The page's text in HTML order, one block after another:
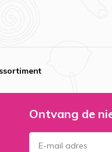
Ontvang de